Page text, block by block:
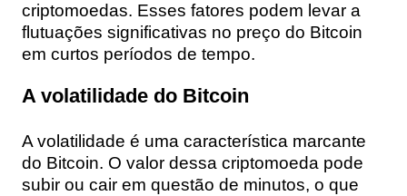
criptomoedas. Esses fatores podem levar a
flutuações significativas no preço do Bitcoin
em curtos períodos de tempo.
A volatilidade do Bitcoin
A volatilidade é uma característica marcante
do Bitcoin. O valor dessa criptomoeda pode
subir ou cair em questão de minutos, o que